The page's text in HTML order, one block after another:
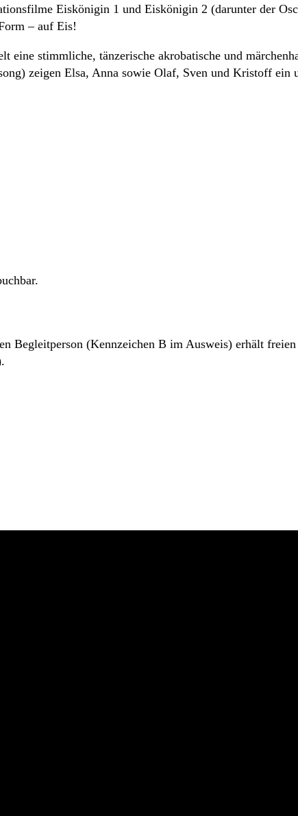
Eiskönigin 1 und Eiskönigin 2 (darunter der
– auf Eis!
stimmliche, tänzerische akrobatische und
zeigen Elsa, Anna sowie Olaf, Sven und Kristoff ein
Begleitperson (Kennzeichen B im Ausweis) erhält